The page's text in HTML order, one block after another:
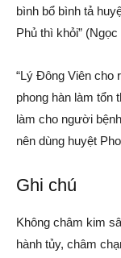
bình bổ bình tả
Phủ thì khỏi”
“Lý Đông Viên cho
phong hàn làm tổn
làm cho người
nên dùng huyệt
Ghi chú
Không châm kim
hành tủy, châm